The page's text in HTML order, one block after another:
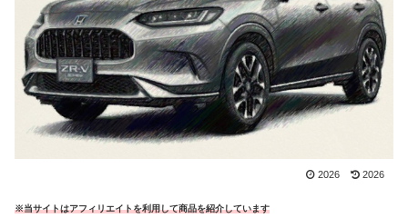
2026 2026
※当サイトはアフィリエイトを利用して商品を紹介しています